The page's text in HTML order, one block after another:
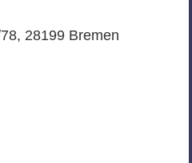
28199 Bremen